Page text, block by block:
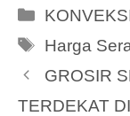
Categories
Tags
Harga
GROSIR
TERDEKAT